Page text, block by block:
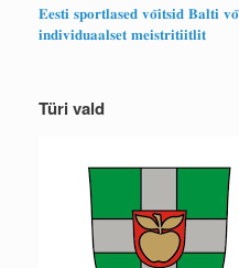
𝐄𝐞𝐬𝐭𝐢 𝐬𝐩𝐨𝐫𝐭𝐥𝐚𝐬𝐞𝐝 𝐯𝐨̃𝐢𝐭𝐬𝐢𝐝 𝐁𝐚𝐥𝐭𝐢
𝐢𝐧𝐝𝐢𝐯𝐢𝐝𝐮𝐚𝐚𝐥𝐬𝐞𝐭 𝐦𝐞𝐢𝐬𝐭𝐫𝐢𝐭𝐢𝐢𝐭𝐥𝐢𝐭
Türi vald